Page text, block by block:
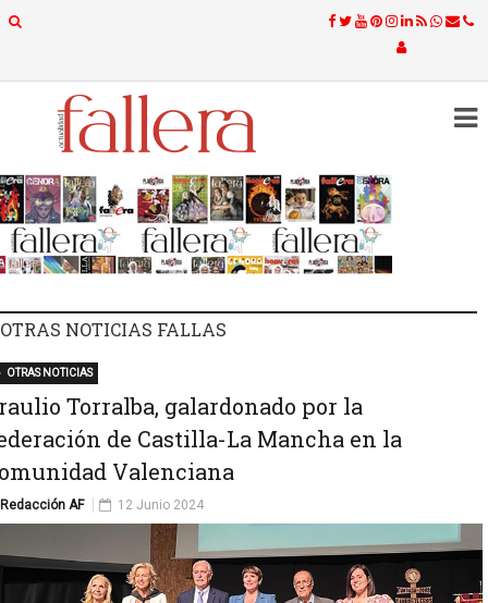
OTRAS NOTICIAS FALLAS
Torralba, galardonado por la
de Castilla-La Mancha en la
Valenciana
Redacción AF
OTRAS NOTICIAS
12 Junio 2024